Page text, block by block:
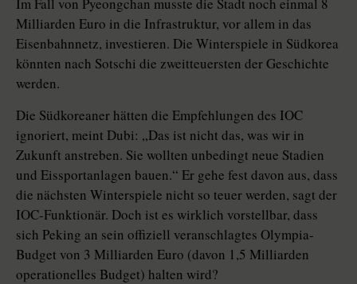
Milliarden Euro in die Infrastruktur, vor allem in das
Eisenbahnnetz, investieren. Die Winterspiele in Südkorea
könnten nach Sotschi die zweitteuersten der Geschichte
werden.
Die Südkoreaner hätten die Empfehlungen des IOC
ignoriert, meint Dubi: „Das ist nicht das, was wir in
Zukunft anstreben. Sie wollten unbedingt neue Stadien
und Eissportanlagen bauen.“ Er gehe fest davon aus, dass
die nächsten Winterspiele nicht so teuer werden, sagt der
IOC-Funktionär. Doch ist es wirklich vorstellbar, dass
sich Peking an sein offiziell veranschlagtes Olympia-
Budget von 3 Milliarden Euro (davon 1,5 Milliarden
operationelles Budget) halten wird?